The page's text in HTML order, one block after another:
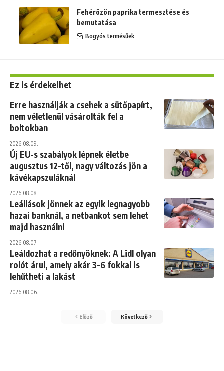
Fehérözön paprika termesztése és
bemutatása
Bogyós termésűek
Ez is érdekelhet
Erre használják a csehek a sütőpapírt,
nem véletlenül vásárolták fel a
boltokban
2026.08.09.
Új EU-s szabályok lépnek életbe
augusztus 12-től, nagy változás jön a
kávékapszuláknál
2026.08.08.
Leállások jönnek az egyik legnagyobb
hazai banknál, a netbankot sem lehet
majd használni
2026.08.07.
Leáldozhat a redőnyöknek: A Lidl olyan
rolót árul, amely akár 3-6 fokkal is
lehűtheti a lakást
2026.08.06.
Előző Következő